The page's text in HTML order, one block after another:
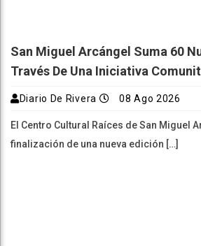
San Miguel Arcángel Suma 60
Través De Una Iniciativa
Diario De Rivera 08 Ago 2026
El Centro Cultural Raíces de San Miguel
finalización de una nueva edición […]